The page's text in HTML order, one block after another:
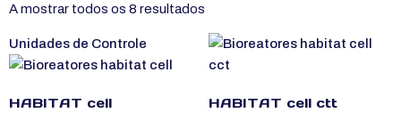
A mostrar todos os 8 resultados
Unidades de Controle
HABITAT cell HABITAT cell ctt